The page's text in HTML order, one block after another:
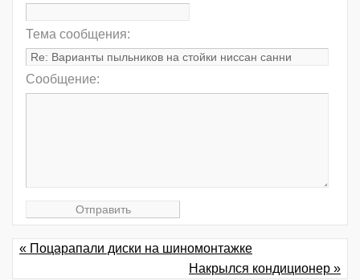
Тема сообщения:
Сообщение:
« Поцарапали диски на шиномонтажке
Накрылся кондиционер »